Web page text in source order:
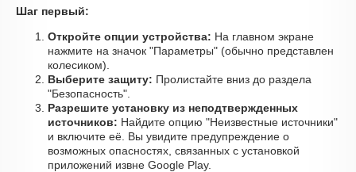
Шаг первый:
Откройте опции устройства: На главном экране
нажмите на значок "Параметры" (обычно представлен
колесиком).
Выберите защиту: Пролистайте вниз до раздела
"Безопасность".
Разрешите установку из неподтвержденных
источников: Найдите опцию "Неизвестные источники"
и включите её. Вы увидите предупреждение о
возможных опасностях, связанных с установкой
приложений извне Google Play.